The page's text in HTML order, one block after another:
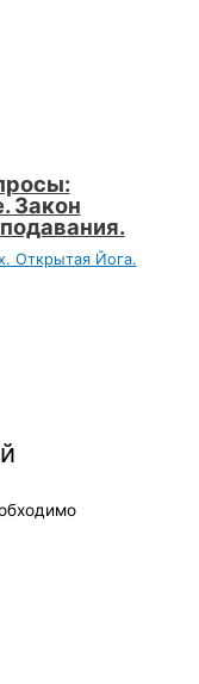
Закон
Открытая Йога.